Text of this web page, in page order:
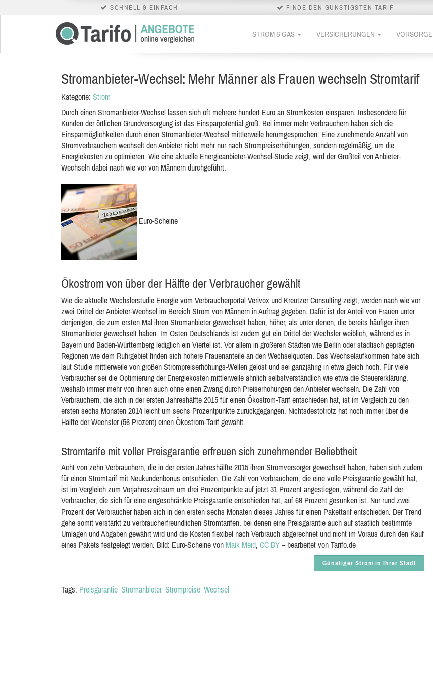
SCHNELL & EINFACH FINDE DEN GÜNSTIGSTEN TARIF
STROM & GAS VERSICHERUNGEN VORSORGE
Stromanbieter-Wechsel: Mehr Männer als Frauen wechseln Stromtarif
Kategorie: Strom
Durch einen Stromanbieter-Wechsel lassen sich oft mehrere hundert Euro an Stromkosten einsparen. Insbesondere für
Kunden der örtlichen Grundversorgung ist das Einsparpotential groß. Bei immer mehr Verbrauchern haben sich die
Einsparmöglichkeiten durch einen Stromanbieter-Wechsel mittlerweile herumgesprochen: Eine zunehmende Anzahl von
Stromverbrauchern wechselt den Anbieter nicht mehr nur nach Strompreiserhöhungen, sondern regelmäßig, um die
Energiekosten zu optimieren. Wie eine aktuelle Energieanbieter-Wechsel-Studie zeigt, wird der Großteil von Anbieter-
Wechseln dabei nach wie vor von Männern durchgeführt.
Euro-Scheine
Ökostrom von über der Hälfte der Verbraucher gewählt
Wie die aktuelle Wechslerstudie Energie vom Verbraucherportal Verivox und Kreutzer Consulting zeigt, werden nach wie vor
zwei Drittel der Anbieter-Wechsel im Bereich Strom von Männern in Auftrag gegeben. Dafür ist der Anteil von Frauen unter
denjenigen, die zum ersten Mal ihren Stromanbieter gewechselt haben, höher, als unter denen, die bereits häufiger ihren
Stromanbieter gewechselt haben. Im Osten Deutschlands ist zudem gut ein Drittel der Wechsler weiblich, während es in
Bayern und Baden-Württemberg lediglich ein Viertel ist. Vor allem in größeren Städten wie Berlin oder städtisch geprägten
Regionen wie dem Ruhrgebiet finden sich höhere Frauenanteile an den Wechselquoten. Das Wechselaufkommen habe sich
laut Studie mittlerweile von großen Strompreiserhöhungs-Wellen gelöst und sei ganzjährig in etwa gleich hoch. Für viele
Verbraucher sei die Optimierung der Energiekosten mittlerweile ähnlich selbstverständlich wie etwa die Steuererklärung,
weshalb immer mehr von ihnen auch ohne einen Zwang durch Preiserhöhungen den Anbieter wechseln. Die Zahl von
Verbrauchern, die sich in der ersten Jahreshälfte 2015 für einen Ökostrom-Tarif entschieden hat, ist im Vergleich zu den
ersten sechs Monaten 2014 leicht um sechs Prozentpunkte zurückgegangen. Nichtsdestotrotz hat noch immer über die
Hälfte der Wechsler (56 Prozent) einen Ökostrom-Tarif gewählt.
Stromtarife mit voller Preisgarantie erfreuen sich zunehmender Beliebtheit
Acht von zehn Verbrauchern, die in der ersten Jahreshälfte 2015 ihren Stromversorger gewechselt haben, haben sich zudem
für einen Stromtarif mit Neukundenbonus entschieden. Die Zahl von Verbrauchern, die eine volle Preisgarantie gewählt hat,
ist im Vergleich zum Vorjahreszeitraum um drei Prozentpunkte auf jetzt 31 Prozent angestiegen, während die Zahl der
Verbraucher, die sich für eine eingeschränkte Preisgarantie entschieden hat, auf 69 Prozent gesunken ist. Nur rund zwei
Prozent der Verbraucher haben sich in den ersten sechs Monaten dieses Jahres für einen Pakettarif entschieden. Der Trend
gehe somit verstärkt zu verbraucherfreundlichen Stromtarifen, bei denen eine Preisgarantie auch auf staatlich bestimmte
Umlagen und Abgaben gewährt wird und die Kosten flexibel nach Verbrauch abgerechnet und nicht im Voraus durch den Kauf
eines Pakets festgelegt werden. Bild: Euro-Scheine von Maik Meid, CC BY – bearbeitet von Tarifo.de
Günstiger Strom in Ihrer Stadt
Tags: Preisgarantie Stromanbieter Strompreise Wechsel